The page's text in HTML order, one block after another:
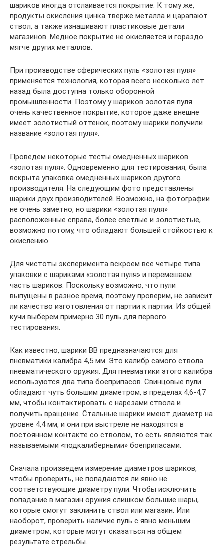
шариков иногда отслаивается покрытие. К тому же,
продукты окисления цинка тверже металла и царапают
ствол, а также изнашивают пластиковые детали
магазинов. Медное покрытие не окисляется и гораздо
мягче других металлов.
При производстве сферических пуль «золотая пуля»
применяется технология, которая всего несколько лет
назад была доступна только оборонной
промышленности. Поэтому у шариков золотая пуля
очень качественное покрытие, которое даже внешне
имеет золотистый оттенок, поэтому шарики получили
название «золотая пуля».
Проведем некоторые тесты омедненных шариков
«золотая пуля». Одновременно для тестирования, была
вскрыта упаковка омедненных шариков другого
производителя. На следующим фото представлены
шарики двух производителей. Возможно, на фотографии
не очень заметно, но шарики «золотая пуля»
расположенные справа, более светлые и золотистые,
возможно потому, что обладают большей стойкостью к
окислению.
Для чистоты эксперимента вскроем все четыре типа
упаковки с шариками «золотая пуля» и перемешаем
часть шариков. Поскольку возможно, что пули
выпущены в разное время, поэтому проверим, не зависит
ли качество изготовления от партии к партии. Из общей
кучи выберем примерно 30 пуль для первого
тестирования.
Как известно, шарики ВВ предназначаются для
пневматики калибра 4,5 мм. Это калибр самого ствола
пневматического оружия. Для пневматики этого калибра
используются два типа боеприпасов. Свинцовые пули
обладают чуть большим диаметром, в пределах 4,6-4,7
мм, чтобы контактировать с нарезами ствола и
получить вращение. Стальные шарики имеют диаметр на
уровне 4,4 мм, и они при выстреле не находятся в
постоянном контакте со стволом, то есть являются так
называемыми «подкалиберными» боеприпасами.
Сначала произведем измерение диаметров шариков,
чтобы проверить, не попадаются ли явно не
соответствующие диаметру пули. Чтобы исключить
попадание в магазин оружия слишком большие шары,
которые смогут заклинить ствол или магазин. Или
наоборот, проверить наличие пуль с явно меньшим
диаметром, которые могут сказаться на общем
результате стрельбы.